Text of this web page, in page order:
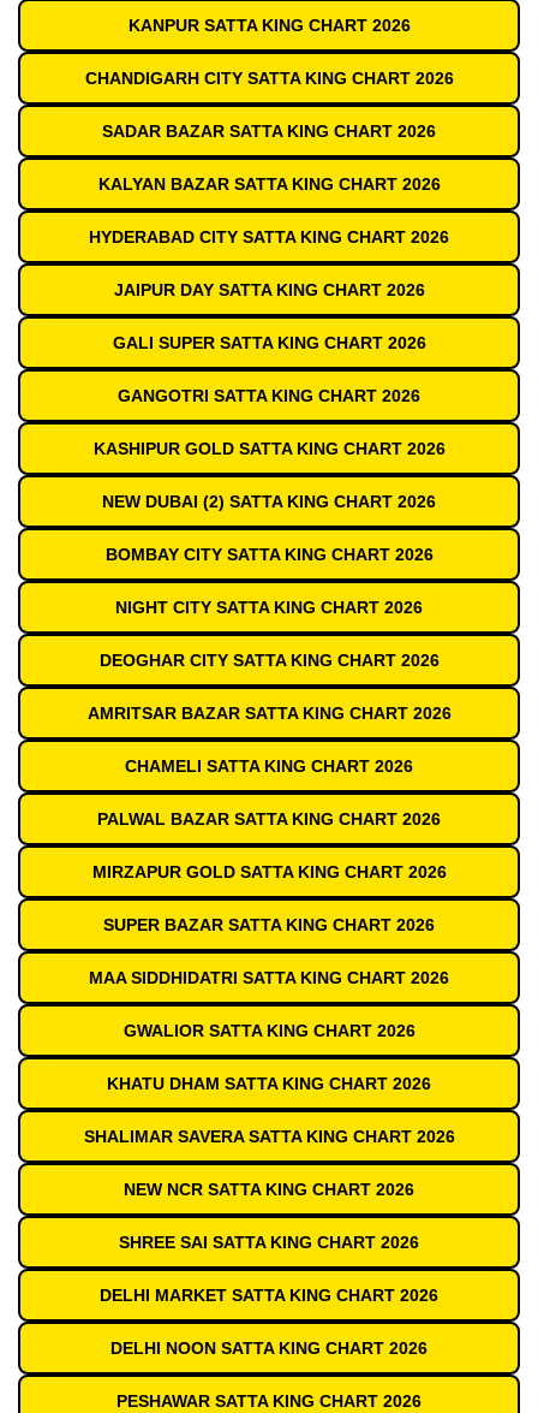
KANPUR SATTA KING CHART 2026
CHANDIGARH CITY SATTA KING CHART 2026
SADAR BAZAR SATTA KING CHART 2026
KALYAN BAZAR SATTA KING CHART 2026
HYDERABAD CITY SATTA KING CHART 2026
JAIPUR DAY SATTA KING CHART 2026
GALI SUPER SATTA KING CHART 2026
GANGOTRI SATTA KING CHART 2026
KASHIPUR GOLD SATTA KING CHART 2026
NEW DUBAI (2) SATTA KING CHART 2026
BOMBAY CITY SATTA KING CHART 2026
NIGHT CITY SATTA KING CHART 2026
DEOGHAR CITY SATTA KING CHART 2026
AMRITSAR BAZAR SATTA KING CHART 2026
CHAMELI SATTA KING CHART 2026
PALWAL BAZAR SATTA KING CHART 2026
MIRZAPUR GOLD SATTA KING CHART 2026
SUPER BAZAR SATTA KING CHART 2026
MAA SIDDHIDATRI SATTA KING CHART 2026
GWALIOR SATTA KING CHART 2026
KHATU DHAM SATTA KING CHART 2026
SHALIMAR SAVERA SATTA KING CHART 2026
NEW NCR SATTA KING CHART 2026
SHREE SAI SATTA KING CHART 2026
DELHI MARKET SATTA KING CHART 2026
DELHI NOON SATTA KING CHART 2026
PESHAWAR SATTA KING CHART 2026